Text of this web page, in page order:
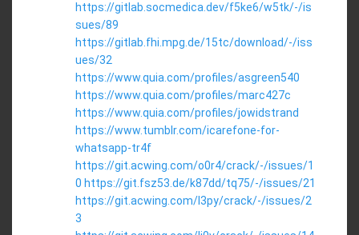
https://gitlab.socmedica.dev/f5ke6/w5tk/-/is
sues/89
https://gitlab.fhi.mpg.de/15tc/download/-/iss
ues/32
https://www.quia.com/profiles/asgreen540
https://www.quia.com/profiles/marc427c
https://www.quia.com/profiles/jowidstrand
https://www.tumblr.com/icarefone-for-
whatsapp-tr4f
https://git.acwing.com/o0r4/crack/-/issues/1
0 https://git.fsz53.de/k87dd/tq75/-/issues/21
https://git.acwing.com/l3py/crack/-/issues/2
3